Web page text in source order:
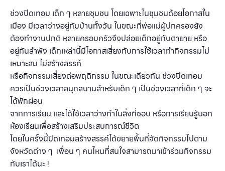
ช่วงปิดเทอม เด็ก ๆ หลายชุมชน โดยเฉพาะในชุมชนด้อยโอกาสใน
เมือง มีเวลาว่างอยู่กับบ้านทั้งวัน ในขณะที่พ่อแม่ผู้ปกครองยัง
ต้องทำงานปกติ หลายครอบครัวจึงปล่อยเด็กอยู่กับตายาย หรือ
อยู่กันลำพัง เด็กเหล่านี้มีโอกาสเสี่ยงกับการใช้เวลาทำกิจกรรมไม่
เหมาะสม ไม่สร้างสรรค์
หรือกิจกรรมเสี่ยงต่อพฤติกรรม ในขณะเดียวกัน ช่วงปิดเทอม
ควรเป็นช่วงเวลาสนุกสนานสำหรับเด็ก ๆ เป็นช่วงเวลาที่เด็ก ๆ จะ
ได้พักผ่อน
จากการเรียน และได้ใช้เวลาว่างทำในสิ่งที่ชอบ หรือการเรียนรู้นอก
ห้องเรียนเพื่อสร้างเสริมประสบการณ์ชีวิต
โดยในครั้งนี้ปิดเทอมสร้างสรรค์ได้ขยายพื้นที่จัดกิจกรรมไปตาม
จังหวัดต่าง ๆ เพื่อน ๆ คนไหนที่สนใจสามารถมาเข้าร่วมกิจกรรม
กับเราได้นะ !